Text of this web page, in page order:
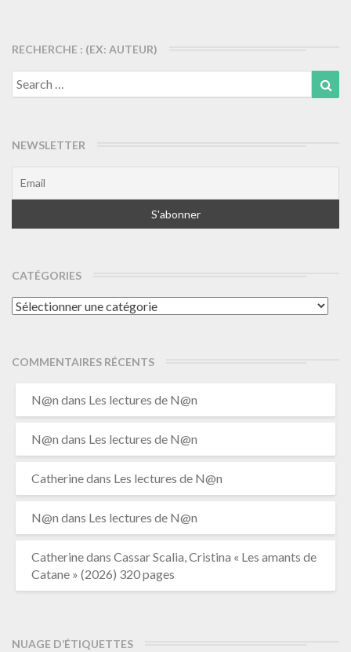
RECHERCHE : (EX: AUTEUR)
Search
for:
NEWSLETTER
CATÉGORIES
Catégories
COMMENTAIRES RÉCENTS
N@n dans Les lectures de N@n
N@n dans Les lectures de N@n
Catherinedans Les lectures de N@n
N@n dans Les lectures de N@n
Catherinedans Cassar Scalia, Cristina « Les amants de
Catane » (2026) 320 pages
NUAGE D’ÉTIQUETTES